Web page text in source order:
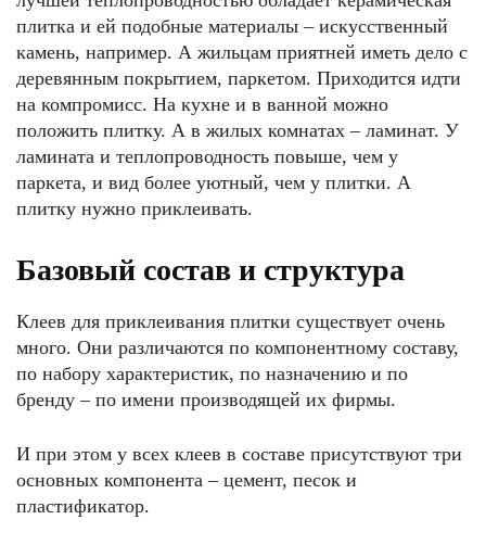
плитка и ей подобные материалы – искусственный
камень, например. А жильцам приятней иметь дело с
деревянным покрытием, паркетом. Приходится идти
на компромисс. На кухне и в ванной можно
положить плитку. А в жилых комнатах – ламинат. У
ламината и теплопроводность повыше, чем у
паркета, и вид более уютный, чем у плитки. А
плитку нужно приклеивать.
Базовый состав и структура
Клеев для приклеивания плитки существует очень
много. Они различаются по компонентному составу,
по набору характеристик, по назначению и по
бренду – по имени производящей их фирмы.
И при этом у всех клеев в составе присутствуют три
основных компонента – цемент, песок и
пластификатор.